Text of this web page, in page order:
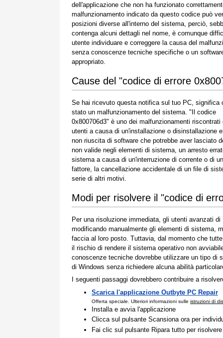
dell'applicazione che non ha funzionato
malfunzionamento indicato da questo codice può
posizioni diverse all'interno del sistema, perciò,
contenga alcuni dettagli nel nome, è comunque
utente individuare e correggere la causa del
senza conoscenze tecniche specifiche o un
appropriato.
Cause del "codice di errore
Se hai ricevuto questa notifica sul tuo PC, significa
stato un malfunzionamento del sistema. "Il codice
0x800706d3" è uno dei malfunzionamenti riscontrati
utenti a causa di un'installazione o disinstallazione
non riuscita di software che potrebbe aver lasciato
non valide negli elementi di sistema, un arresto
sistema a causa di un'interruzione di corrente o di
fattore, la cancellazione accidentale di un file di
serie di altri motivi.
Modi per risolvere il "codice di
Per una risoluzione immediata, gli utenti avanzati
modificando manualmente gli elementi di sistema,
faccia al loro posto. Tuttavia, dal momento che
il rischio di rendere il sistema operativo non
conoscenze tecniche dovrebbe utilizzare un tipo di
di Windows senza richiedere alcuna abilità
I seguenti passaggi dovrebbero contribuire a
Scarica l'applicazione Outbyte PC Repair
Offerta speciale. Ulteriori informazioni sulle istruzioni di
Installa e avvia l'applicazione
Clicca sul pulsante Scansiona ora per
Fai clic sul pulsante Ripara tutto per